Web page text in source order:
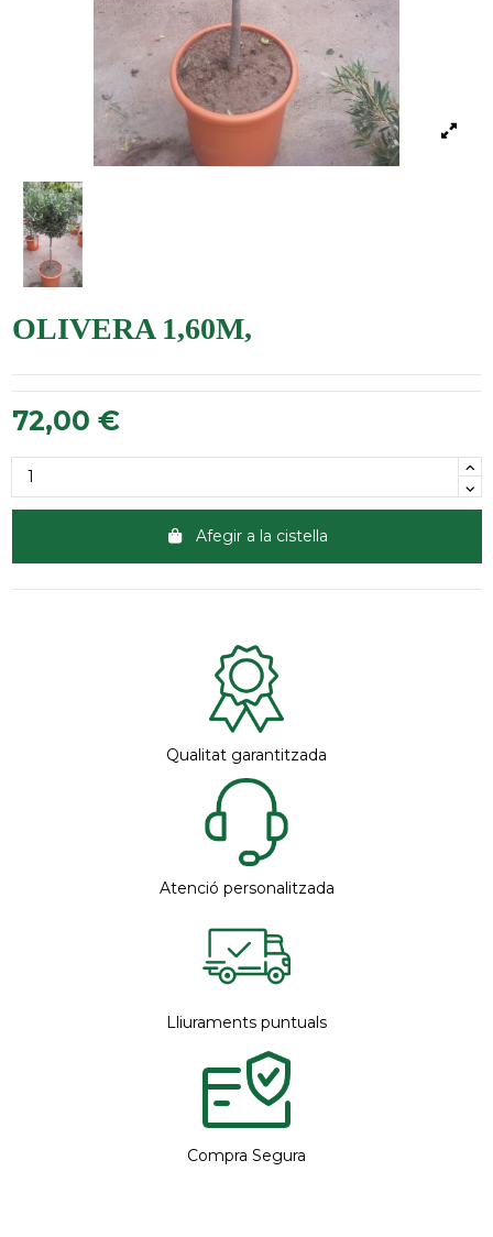
OLIVERA 1,60M,
72,00 €
Afegir a la cistella
Qualitat garantitzada
Atenció personalitzada
Lliuraments puntuals
Compra Segura